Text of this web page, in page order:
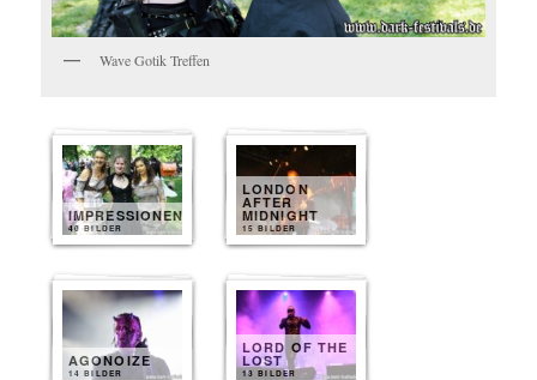
Wave Gotik Treffen
IMPRESSIONEN
40 BILDER
LONDON
AFTER
MIDNIGHT
15 BILDER
AGONOIZE
14 BILDER
LORD OF THE
LOST
13 BILDER